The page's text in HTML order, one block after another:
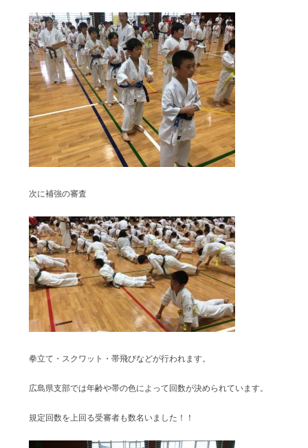
次に補強の審査
拳立て・スクワット・帯飛びなどが行われます。
広島県支部では年齢や帯の色によって回数が決められています。
規定回数を上回る受審者も数名いました！！